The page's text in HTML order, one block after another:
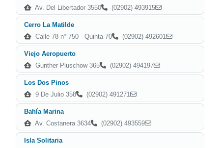
Av. Del Libertador 3550
(02902) 493915
Cerro La Matilde
Calle 78 nº 750 - Quinta 70
(02902) 492601
Viejo Aeropuerto
Gunther Pluschow 365
(02902) 494197
Los Dos Pinos
9 De Julio 358
(02902) 491271
Bahía Marina
Av. Costanera 3634
(02902) 493559
Isla Solitaria